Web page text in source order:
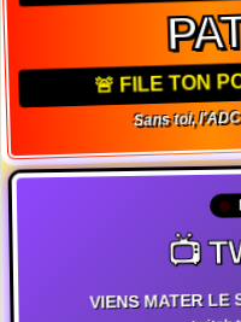
🚨 FILE TON
Sans toi,
📺
VIENS MATER LE